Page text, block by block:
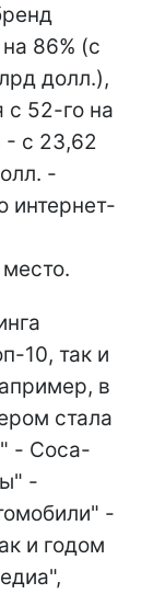
86% (с
долл.),
с 52-го на
- с 23,62
-
интернет-
10, так и
в
стала
- Coca-
-
-
и годом